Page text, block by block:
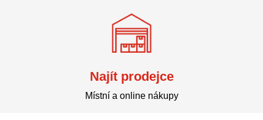
Najít prodejce
Místní a online nákupy